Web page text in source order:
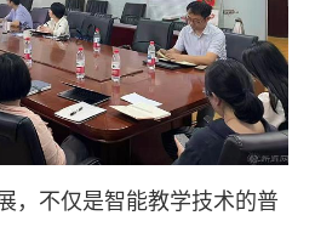
，不仅是智能教学技术的普